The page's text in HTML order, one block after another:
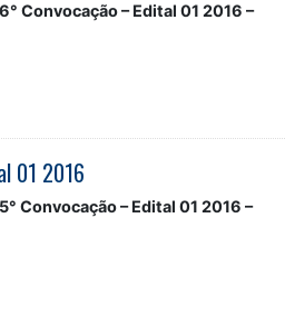
Convocação – Edital 01 2016 –
01 2016
Convocação – Edital 01 2016 –